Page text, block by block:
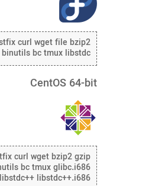
curl wget file bzip2
bc tmux libstdc++
CentOS 64-bit
curl wget bzip2 gzip
bc tmux glibc.i686
libstdc++ libstdc++.i686